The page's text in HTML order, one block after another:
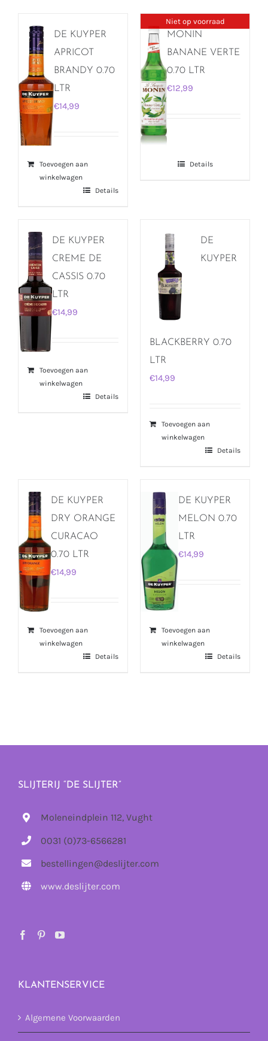
DE KUYPER
APRICOT
BRANDY 0.70
LTR
€14,99
Toevoegen aan
winkelwagen
Details
Niet op voorraad
MONIN
BANANE VERTE
0.70 LTR
€12,99
Details
DE KUYPER
CREME DE
CASSIS 0.70
LTR
€14,99
Toevoegen aan
winkelwagen
Details
DE
KUYPER
BLACKBERRY 0.70
LTR
€14,99
Toevoegen aan
winkelwagen
Details
DE KUYPER
DRY ORANGE
CURACAO
0.70 LTR
€14,99
Toevoegen aan
winkelwagen
Details
DE KUYPER
MELON 0.70
LTR
€14,99
Toevoegen aan
winkelwagen
Details
SLIJTERIJ “DE SLIJTER”
Moleneindplein 112, Vught
0031 (0)73-6566281
bestellingen@deslijter.com
www.deslijter.com
KLANTENSERVICE
Algemene Voorwaarden